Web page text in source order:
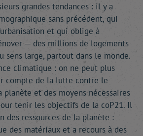
grandes tendances : il y a
sans précédent, qui
et qui oblige à
— des millions de logements
sens large, partout dans le monde.
climatique : on ne peut plus
compte de la lutte contre le
planète et des moyens nécessaires
tenir les objectifs de la coP21. Il
des ressources de la planète :
des matériaux et a recours à des